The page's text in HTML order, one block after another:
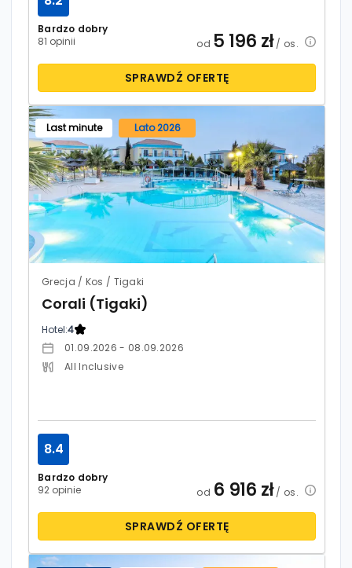
Bardzo dobry
81 opinii
od 5 196 zł/ os.
SPRAWDŹ OFERTĘ
Last minute Lato 2026
Grecja / Kos / Tigaki
Corali (Tigaki)
Hotel:4
01.09.2026 - 08.09.2026
All Inclusive
Bardzo dobry
92 opinie
8.4
od 6 916 zł/ os.
SPRAWDŹ OFERTĘ